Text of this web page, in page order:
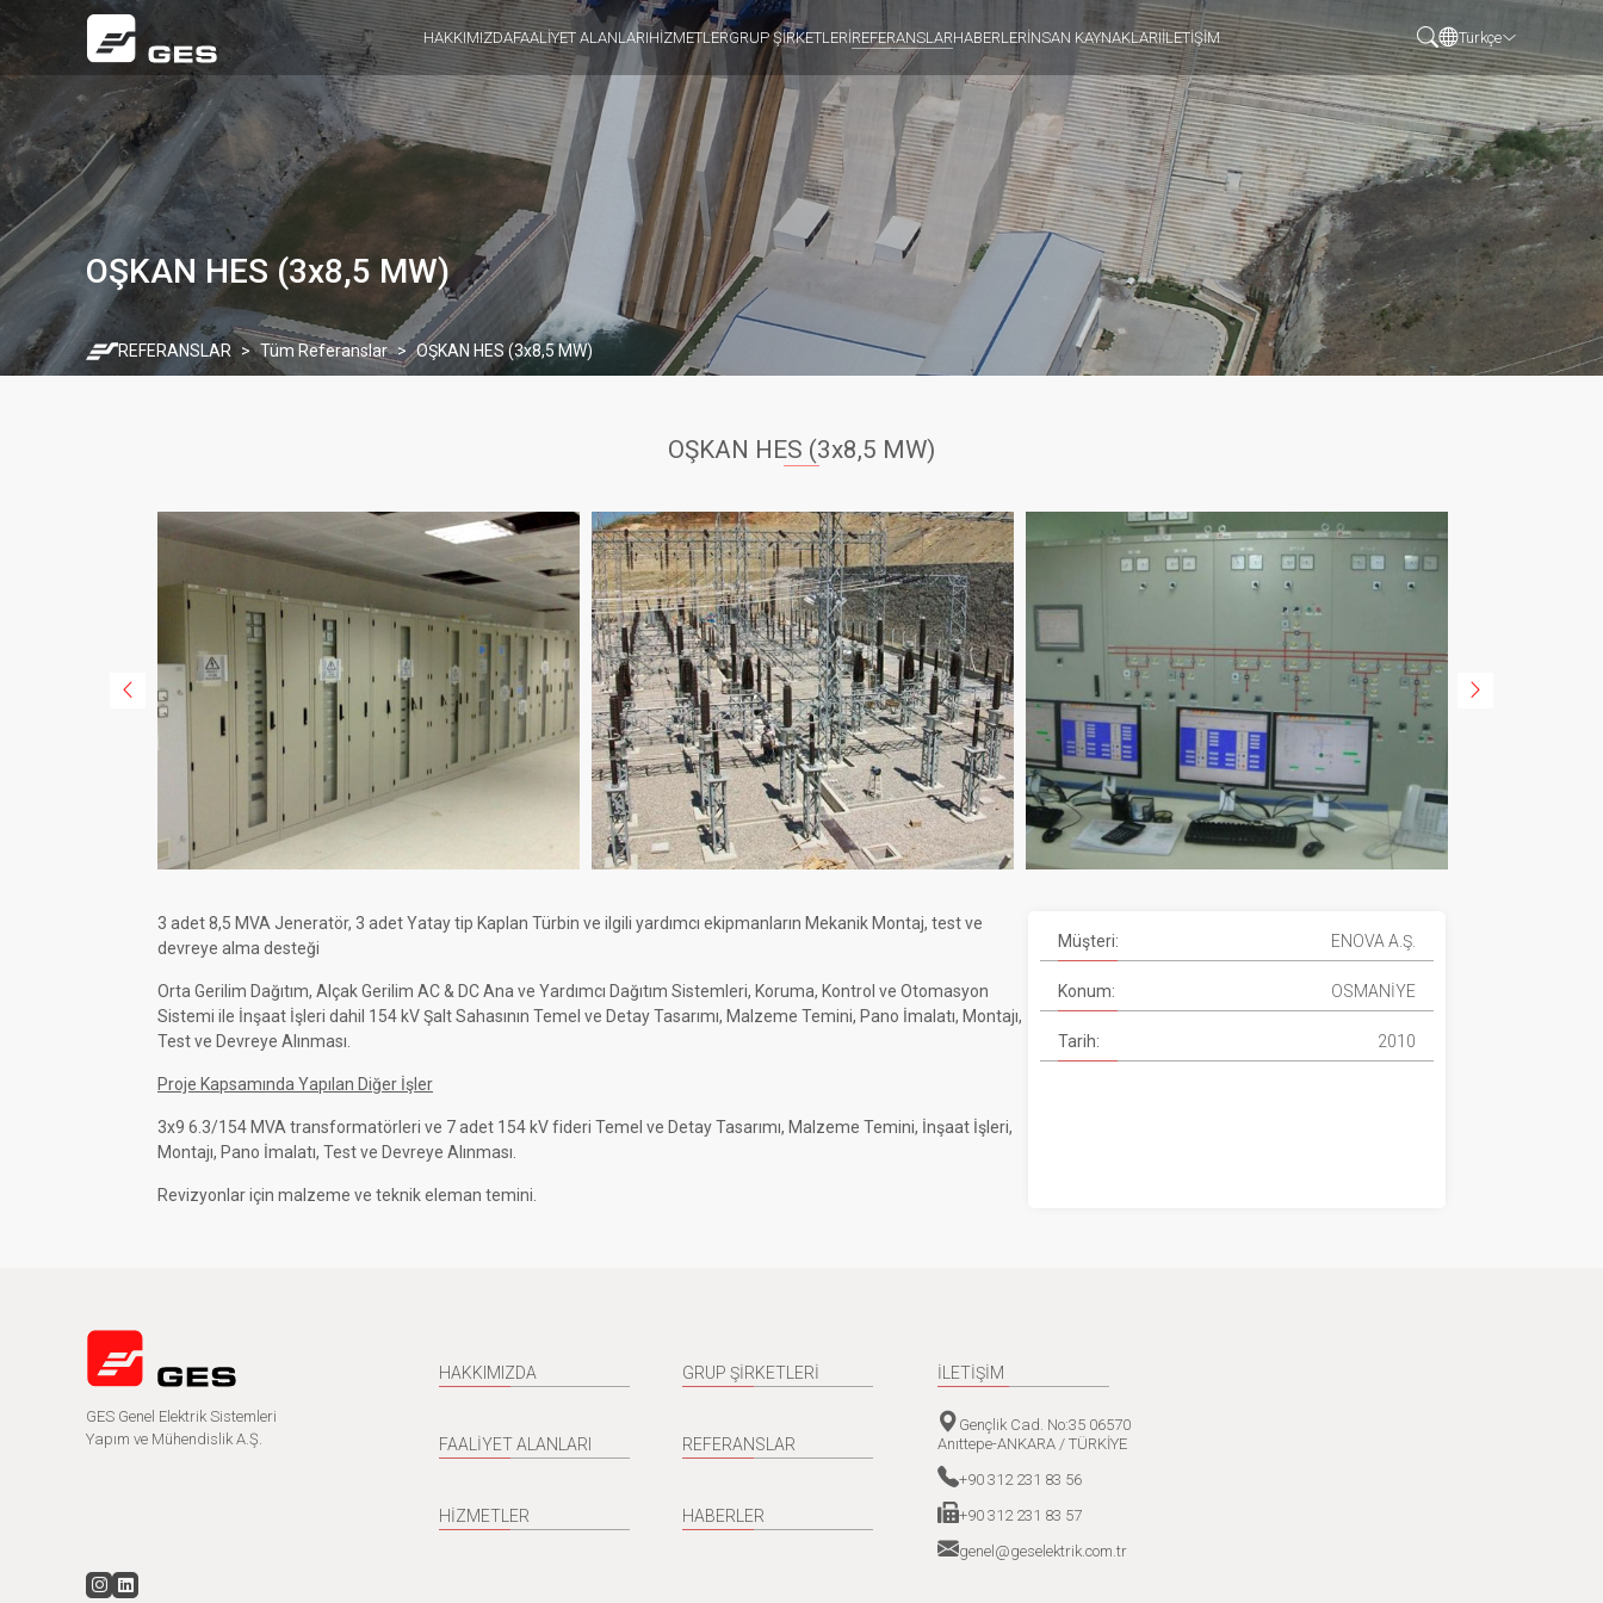
HAKKIMIZDAFAALİYET ALANLARIHİZMETLERGRUP ŞİRKETLERİREFERANSLARHABERLERİNSAN KAYNAKLARIİLETİŞİM Türkçe
OŞKAN HES (3x8,5 MW)
REFERANSLAR Tüm Referanslar OŞKAN HES (3x8,5 MW)
OŞKAN HES (3x8,5 MW)
3 adet 8,5 MVA Jeneratör, 3 adet Yatay tip Kaplan Türbin ve ilgili yardımcı ekipmanların Mekanik Montaj, test ve
devreye alma desteği
Orta Gerilim Dağıtım, Alçak Gerilim AC & DC Ana ve Yardımcı Dağıtım Sistemleri, Koruma, Kontrol ve Otomasyon
Sistemi ile İnşaat İşleri dahil 154 kV Şalt Sahasının Temel ve Detay Tasarımı, Malzeme Temini, Pano İmalatı, Montajı,
Test ve Devreye Alınması.
Proje Kapsamında Yapılan Diğer İşler
3x9 6.3/154 MVA transformatörleri ve 7 adet 154 kV fideri Temel ve Detay Tasarımı, Malzeme Temini, İnşaat İşleri,
Montajı, Pano İmalatı, Test ve Devreye Alınması.
Revizyonlar için malzeme ve teknik eleman temini.
Müşteri: ENOVA A.Ş.
Konum: OSMANİYE
Tarih: 2010
GES Genel Elektrik Sistemleri
Yapım ve Mühendislik A.Ş.
HAKKIMIZDA
FAALİYET ALANLARI
HİZMETLER
GRUP ŞİRKETLERİ
REFERANSLAR
HABERLER
İLETİŞİM
Gençlik Cad. No:35 06570
Anıttepe-ANKARA / TÜRKİYE
+90 312 231 83 56
+90 312 231 83 57
genel@geselektrik.com.tr